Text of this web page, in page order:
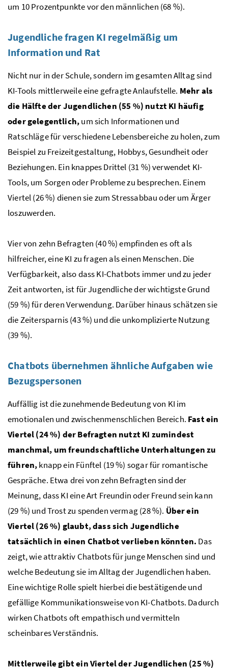
um 10 Prozentpunkte vor den männlichen (68 %).
Jugendliche fragen KI regelmäßig um
Information und Rat
Nicht nur in der Schule, sondern im gesamten Alltag sind
KI-Tools mittlerweile eine gefragte Anlaufstelle. Mehr als
die Hälfte der Jugendlichen (55 %) nutzt KI häufig
oder gelegentlich,um sich Informationen und
Ratschläge für verschiedene Lebensbereiche zu holen, zum
Beispiel zu Freizeitgestaltung, Hobbys, Gesundheit oder
Beziehungen. Ein knappes Drittel (31 %) verwendet KI-
Tools, um Sorgen oder Probleme zu besprechen. Einem
Viertel (26 %) dienen sie zum Stressabbau oder um Ärger
loszuwerden.
Vier von zehn Befragten (40 %) empfinden es oft als
hilfreicher, eine KI zu fragen als einen Menschen. Die
Verfügbarkeit, also dass KI-Chatbots immer und zu jeder
Zeit antworten, ist für Jugendliche der wichtigste Grund
(59 %) für deren Verwendung. Darüber hinaus schätzen sie
die Zeitersparnis (43 %) und die unkomplizierte Nutzung
(39 %).
Chatbots übernehmen ähnliche Aufgaben wie
Bezugspersonen
Auffällig ist die zunehmende Bedeutung von KI im
emotionalen und zwischenmenschlichen Bereich. Fast ein
Viertel (24 %) der Befragten nutzt KI zumindest
manchmal, um freundschaftliche Unterhaltungen zu
führen,knapp ein Fünftel (19 %) sogar für romantische
Gespräche. Etwa drei von zehn Befragten sind der
Meinung, dass KI eine Art Freundin oder Freund sein kann
(29 %) und Trost zu spenden vermag (28 %). Über ein
Viertel (26 %) glaubt, dass sich Jugendliche
tatsächlich in einen Chatbot verlieben könnten. Das
zeigt, wie attraktiv Chatbots für junge Menschen sind und
welche Bedeutung sie im Alltag der Jugendlichen haben.
Eine wichtige Rolle spielt hierbei die bestätigende und
gefällige Kommunikationsweise von KI-Chatbots. Dadurch
wirken Chatbots oft empathisch und vermitteln
scheinbares Verständnis.
Mittlerweile gibt ein Viertel der Jugendlichen (25 %)